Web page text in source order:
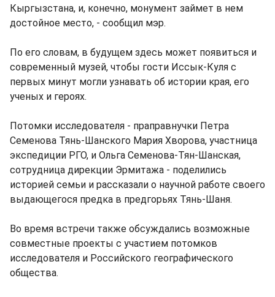
Кыргызстана, и, конечно, монумент займет в нем
достойное место, - сообщил мэр.
По его словам, в будущем здесь может появиться и
современный музей, чтобы гости Иссык-Куля с
первых минут могли узнавать об истории края, его
ученых и героях.
Потомки исследователя - праправнучки Петра
Семенова Тянь-Шанского Мария Хворова, участница
экспедиции РГО, и Ольга Семенова-Тян-Шанская,
сотрудница дирекции Эрмитажа - поделились
историей семьи и рассказали о научной работе своего
выдающегося предка в предгорьях Тянь-Шаня.
Во время встречи также обсуждались возможные
совместные проекты с участием потомков
исследователя и Российского географического
общества.